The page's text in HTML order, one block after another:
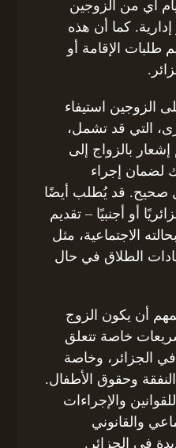
أي من الزوجين
كما أن هذه
طلبات الإقامة أو
الزوجين استيفاء
التي قد تشمل،
بالزواج إلى
لضمان إجراء
صحيح. قد يُطلب أيضًا
أو أجنبيًا – تقديم
الاجتماعية، مثل
الطلاق في حال
أن يكون الزوج
خاصة تتعلق
الجزائر، وخاصة
وحقوق الأطفال.
والإجراءات
والقانوني
في الجزائر.